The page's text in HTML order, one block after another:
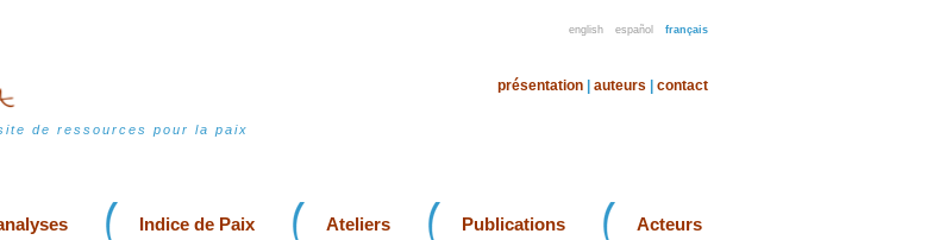
english español français
de ressources pour la paix
présentation auteurs contact
Indice de Paix Ateliers Publications Acteurs